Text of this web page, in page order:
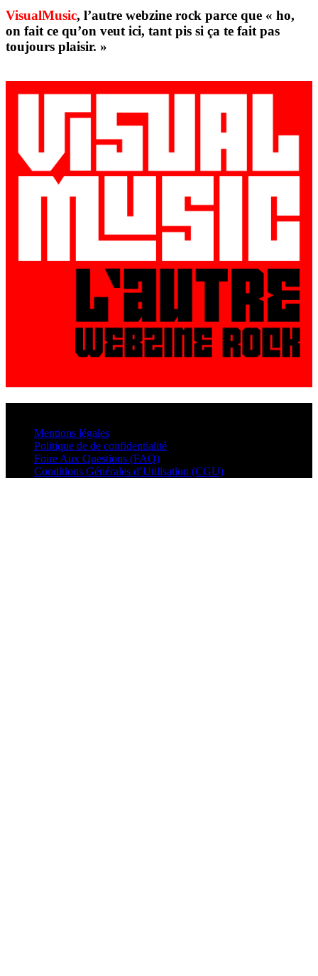
VisualMusic, l’autre webzine rock parce que « ho,
on fait ce qu’on veut ici, tant pis si ça te fait pas
toujours plaisir. »
Mentions légales
Politique de de confidentialité
Foire Aux Questions (FAQ)
Conditions Générales d’Utilisation (CGU)